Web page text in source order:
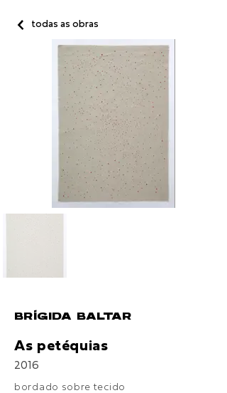
todas as obras
BRÍGIDA BALTAR
As petéquias
2016
bordado sobre tecido